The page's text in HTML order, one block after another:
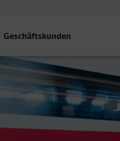
Geschäftskunden